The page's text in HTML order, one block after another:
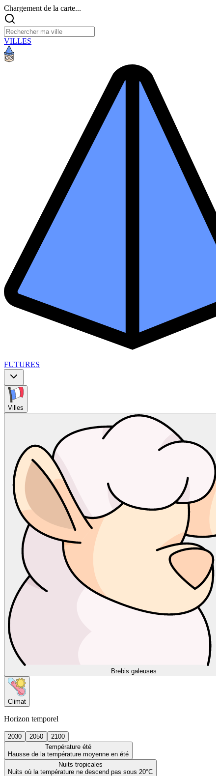
Chargement de la carte...
VILLES
FUTURES
Villes
Brebis galeuses
Climat
Horizon temporel
2030 2050
2100
Température été
Hausse de la température moyenne en été
Nuits tropicales
Nuits où la température ne descend pas sous 20°C